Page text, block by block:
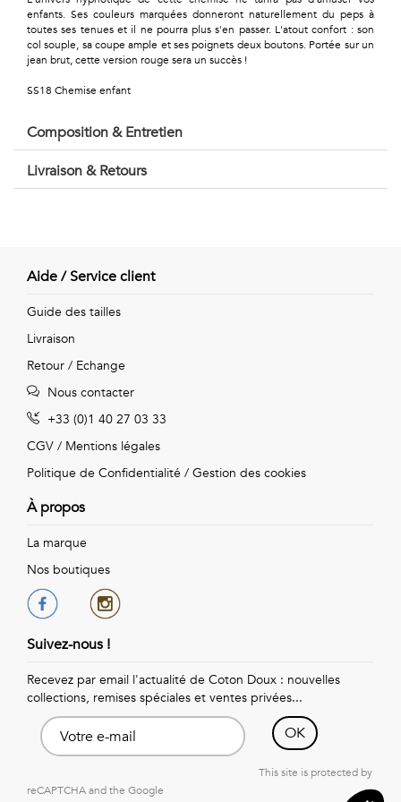
Géométriques
Talents
Petits
motifs
Urbain
Pop
Voyages
Vintage
Voir
tout
enfants. Ses couleurs marquées donneront naturellement du peps à
toutes ses tenues et il ne pourra plus s'en passer. L'atout confort : son
col souple, sa coupe ample et ses poignets deux boutons. Portée sur un
jean brut, cette version rouge sera un succès !
SS18 Chemise enfant
Composition & Entretien
Livraison & Retours
Aide / Service client
Guide des tailles
Livraison
Retour / Echange
Nous contacter
+33 (0)1 40 27 03 33
CGV / Mentions légales
Politique de Confidentialité / Gestion des cookies
À propos
La marque
Nos boutiques
Suivez-nous !
Recevez par email l'actualité de Coton Doux : nouvelles
collections, remises spéciales et ventes privées...
OK
This site is protected by
reCAPTCHA and the Google